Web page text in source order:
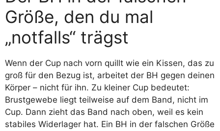
Größe, den du mal
„notfalls“ trägst
Wenn der Cup nach vorn quillt wie ein Kissen, das zu
groß für den Bezug ist, arbeitet der BH gegen deinen
Körper – nicht für ihn. Zu kleiner Cup bedeutet:
Brustgewebe liegt teilweise auf dem Band, nicht im
Cup. Dann zieht das Band nach oben, weil es kein
stabiles Widerlager hat. Ein BH in der falschen Größe